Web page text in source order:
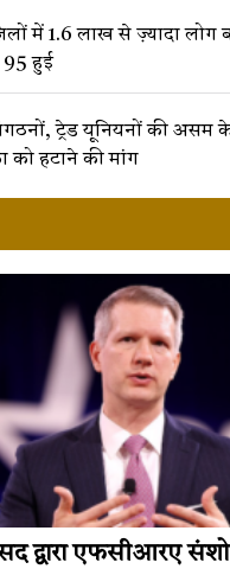
में 1.6 लाख से ज़्यादा लोग
95 हुई
ट्रेड यूनियनों की असम के
को हटाने की मांग
द्वारा एफसीआरए